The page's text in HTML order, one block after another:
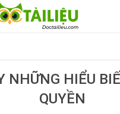
NHỮNG HIỂU
QUYỀN